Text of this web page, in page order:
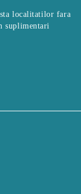
localitatilor fara
suplimentari